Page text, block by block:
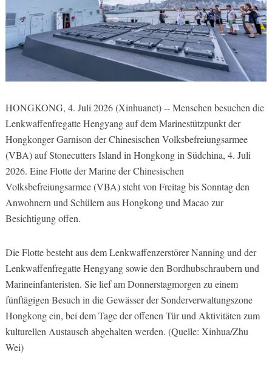
HONGKONG, 4. Juli 2026 (Xinhuanet) -- Menschen besuchen die
Lenkwaffenfregatte Hengyang auf dem Marinestützpunkt der
Hongkonger Garnison der Chinesischen Volksbefreiungsarmee
(VBA) auf Stonecutters Island in Hongkong in Südchina, 4. Juli
2026. Eine Flotte der Marine der Chinesischen
Volksbefreiungsarmee (VBA) steht von Freitag bis Sonntag den
Anwohnern und Schülern aus Hongkong und Macao zur
Besichtigung offen.
Die Flotte besteht aus dem Lenkwaffenzerstörer Nanning und der
Lenkwaffenfregatte Hengyang sowie den Bordhubschraubern und
Marineinfanteristen. Sie lief am Donnerstagmorgen zu einem
fünftägigen Besuch in die Gewässer der Sonderverwaltungszone
Hongkong ein, bei dem Tage der offenen Tür und Aktivitäten zum
kulturellen Austausch abgehalten werden. (Quelle: Xinhua/Zhu
Wei)